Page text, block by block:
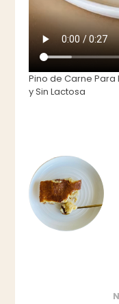
Pino de Carne
y Sin Lactosa